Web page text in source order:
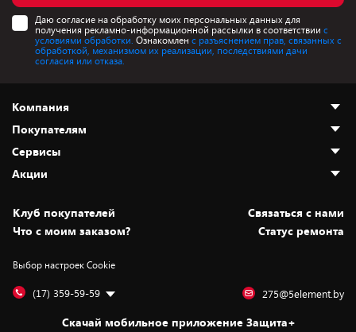
Даю согласие на обработку моих персональных данных для
получения рекламно-информационной рассылки в соответствии с
условиями обработки. Ознакомлен с разъяснением прав, связанных с
обработкой, механизмом их реализации, последствиями дачи
согласия или отказа.
Компания
О нас
Адреса магазинов
Новости
Статьи и обзоры
Вакансии
Дай пять добру!
Покупателям
Как сделать заказ
Оплата и доставка
Безналичный расчёт
Обмен и возврат товара
Обработка персональных данных
Подарочные карты
Сервисы
Установка техники
Для игровых консолей
Для мобильных устройств
Для компьютеров
Акции
Скидки и промокоды
Белорусские товары
Бонусы
Оплата частями
Клуб покупателей
Cвязаться с нами
Что с моим заказом?
Статус ремонта
Выбор настроек Cookie
(17) 359-59-59 275@5element.by
Скачай мобильное приложение Защита+